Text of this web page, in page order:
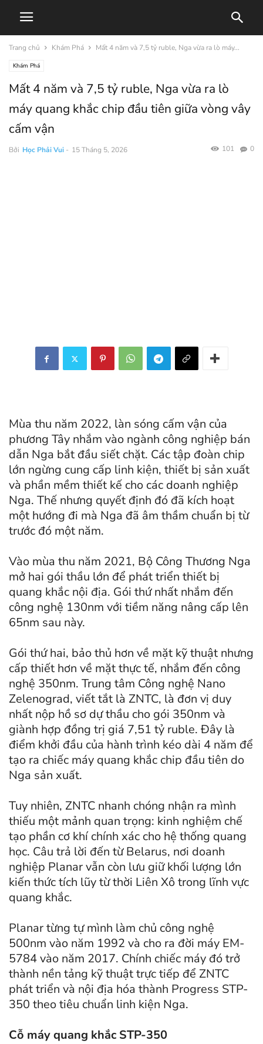
Trang chủ Khám Phá Mất 4 năm và 7,5 tỷ ruble, Nga vừa ra lò máy...
Khám Phá
Mất 4 năm và 7,5 tỷ ruble, Nga vừa ra lò
máy quang khắc chip đầu tiên giữa vòng vây
cấm vận
Bởi Học Phải Vui - 15 Tháng 5, 2026 0
101
Mùa thu năm 2022, làn sóng cấm vận của
phương Tây nhắm vào ngành công nghiệp bán
dẫn Nga bắt đầu siết chặt. Các tập đoàn chip
lớn ngừng cung cấp linh kiện, thiết bị sản xuất
và phần mềm thiết kế cho các doanh nghiệp
Nga. Thế nhưng quyết định đó đã kích hoạt
một hướng đi mà Nga đã âm thầm chuẩn bị từ
trước đó một năm.
Vào mùa thu năm 2021, Bộ Công Thương Nga
mở hai gói thầu lớn để phát triển thiết bị
quang khắc nội địa. Gói thứ nhất nhắm đến
công nghệ 130nm với tiềm năng nâng cấp lên
65nm sau này.
Gói thứ hai, bảo thủ hơn về mặt kỹ thuật nhưng
cấp thiết hơn về mặt thực tế, nhắm đến công
nghệ 350nm. Trung tâm Công nghệ Nano
Zelenograd, viết tắt là ZNTC, là đơn vị duy
nhất nộp hồ sơ dự thầu cho gói 350nm và
giành hợp đồng trị giá 7,51 tỷ ruble. Đây là
điểm khởi đầu của hành trình kéo dài 4 năm để
tạo ra chiếc máy quang khắc chip đầu tiên do
Nga sản xuất.
Tuy nhiên, ZNTC nhanh chóng nhận ra mình
thiếu một mảnh quan trọng: kinh nghiệm chế
tạo phần cơ khí chính xác cho hệ thống quang
học. Câu trả lời đến từ Belarus, nơi doanh
nghiệp Planar vẫn còn lưu giữ khối lượng lớn
kiến thức tích lũy từ thời Liên Xô trong lĩnh vực
quang khắc.
Planar từng tự mình làm chủ công nghệ
500nm vào năm 1992 và cho ra đời máy EM-
5784 vào năm 2017. Chính chiếc máy đó trở
thành nền tảng kỹ thuật trực tiếp để ZNTC
phát triển và nội địa hóa thành Progress STP-
350 theo tiêu chuẩn linh kiện Nga.
Cỗ máy quang khắc STP-350